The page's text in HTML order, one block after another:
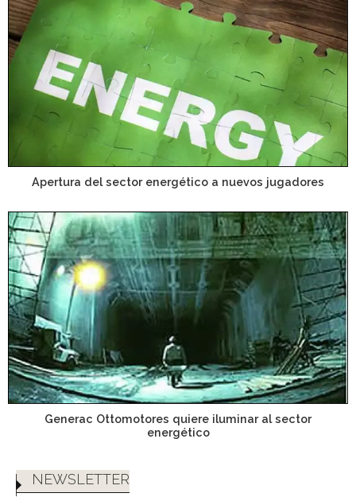
Apertura del sector energético a nuevos jugadores
Generac Ottomotores quiere iluminar al sector
energético
NEWSLETTER